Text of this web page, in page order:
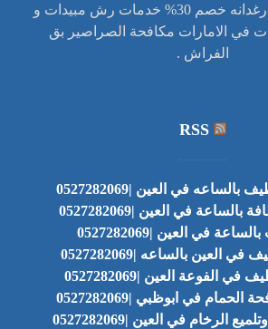
, الشارقة : شركة رغدانه خصم 30% خدمات رش مبيدات و
في الامارات مكافحة الصراصير بق
الفراش .
RSS
في العين |0527282069
في العين |0527282069
في العين |0527282069
العين بالساعه |0527282069
الفوعة العين |0527282069
في ابوظبي |0527282069
الرخام في العين |0527282069